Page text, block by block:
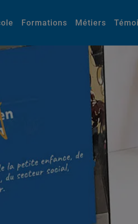
Formations Métiers